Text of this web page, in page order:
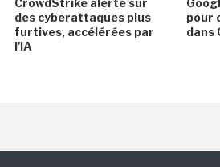
CrowdStrike alerte sur
des cyberattaques plus
furtives, accélérées par
l'IA
pour
dans